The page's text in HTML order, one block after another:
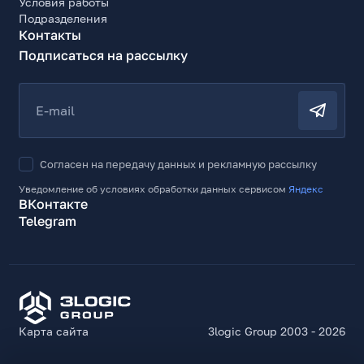
Подразделения
Контакты
Подписаться на рассылку
E-mail
Согласен на передачу данных и рекламную рассылку
Уведомление об условиях обработки данных сервисом Яндекс
ВКонтакте
Telegram
Карта сайта 3logic Group 2003 - 2026